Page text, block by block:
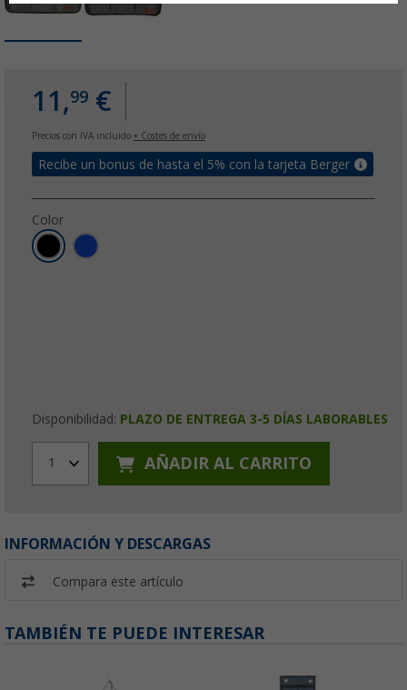
11,99 €
Precios con IVA incluido + Costes de envío
Recibe un bonus de hasta el 5% con la tarjeta Berger
Color
Disponibilidad: PLAZO DE ENTREGA 3-5 DÍAS LABORABLES
1 AÑADIR AL CARRITO
INFORMACIÓN Y DESCARGAS
Compara este artículo
TAMBIÉN TE PUEDE INTERESAR